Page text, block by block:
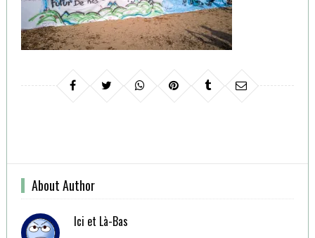
About Author
Ici et Là-Bas